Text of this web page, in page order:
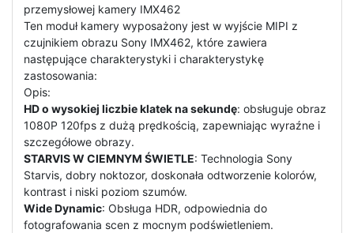
przemysłowej kamery IMX462
Ten moduł kamery wyposażony jest w wyjście MIPI z
czujnikiem obrazu Sony IMX462, które zawiera
następujące charakterystyki i charakterystykę
zastosowania:
Opis:
HD o wysokiej liczbie klatek na sekundę: obsługuje obraz
1080P 120fps z dużą prędkością, zapewniając wyraźne i
szczegółowe obrazy.
STARVIS W CIEMNYM ŚWIETLE: Technologia Sony
Starvis, dobry noktozor, doskonała odtworzenie kolorów,
kontrast i niski poziom szumów.
Wide Dynamic: Obsługa HDR, odpowiednia do
fotografowania scen z mocnym podświetleniem.